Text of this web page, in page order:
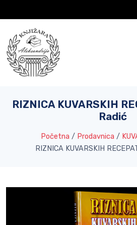
RIZNICA KUVARSKIH
Radić
Početna / Prodavnica /
RIZNICA KUVARSKIH